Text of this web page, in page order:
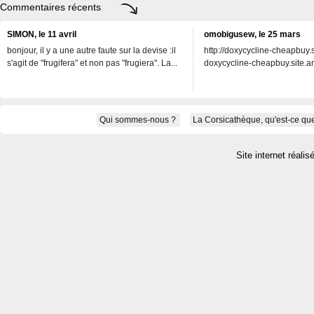
Commentaires récents
SIMON, le 11 avril
bonjour, il y a une autre faute sur la devise :il
s'agit de "frugifera" et non pas "frugiera". La...
omobigusew, le 25 mars
http://doxycycline-
doxycycline-
Qui sommes-nous ? La Corsicathèque, qu'est-ce
Site internet